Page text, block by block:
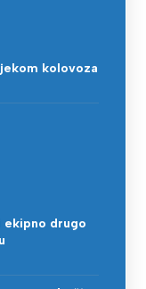
kolovoza
ekipno drugo